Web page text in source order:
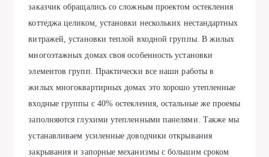
заказчик обращались со сложным проектом остекления
коттеджа целиком, установки нескольких нестандартных
витражей, установки теплой входной группы. В жилых
многоэтажных домах своя особенность установки
элементов групп. Практически все наши работы в
жилых многоквартирных домах это хорошо утепленные
входные группы с 40% остекления, остальные же проемы
заполняются глухими утепленными панелями. Также мы
устанавливаем усиленные доводчики открывания
закрывания и запорные механизмы с большим сроком